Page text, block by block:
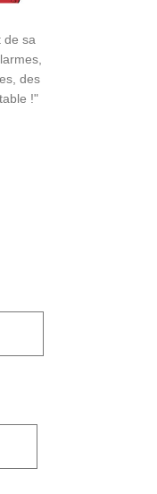
de sa
des
!"